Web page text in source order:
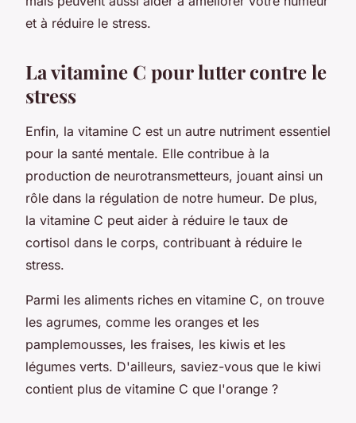
et à réduire le stress.
La vitamine C pour lutter contre le
stress
Enfin, la vitamine C est un autre nutriment essentiel
pour la santé mentale. Elle contribue à la
production de neurotransmetteurs, jouant ainsi un
rôle dans la régulation de notre humeur. De plus,
la vitamine C peut aider à réduire le taux de
cortisol dans le corps, contribuant à réduire le
stress.
Parmi les aliments riches en vitamine C, on trouve
les agrumes, comme les oranges et les
pamplemousses, les fraises, les kiwis et les
légumes verts. D'ailleurs, saviez-vous que le kiwi
contient plus de vitamine C que l'orange ?